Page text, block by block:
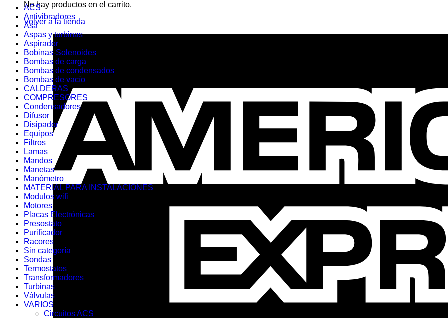
No hay productos en el carrito.
Volver a la tienda
ACS
Antivibradores
Asa
Aspas y turbinas
Aspirador
Bobinas-Solenoides
Bombas de carga
Bombas de condensados
Bombas de vacío
CALDERAS
COMPRESORES
Condensadores
Difusor
Disipador
Equipos
Filtros
Lamas
Mandos
Manetas
Manómetro
MATERIAL PARA INSTALACIONES
Modulos wifi
Motores
Placas Electrónicas
Presostato
Purificador
Racores
Sin categoría
Sondas
Termostatos
Transformadores
Turbinas
Válvulas
VARIOS
Circuitos ACS